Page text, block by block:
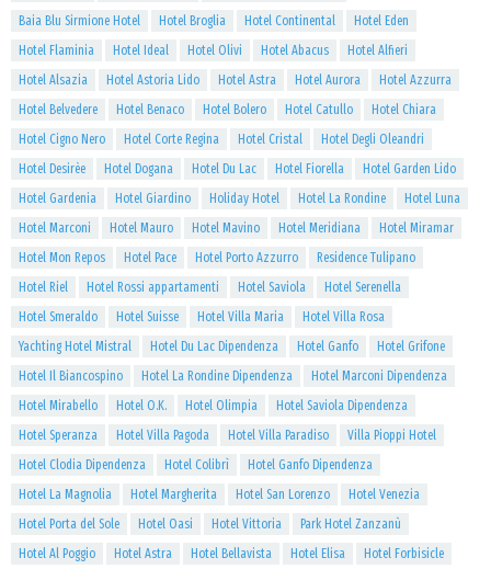
Baia Blu Sirmione Hotel
Hotel Broglia Hotel Continental
Hotel Eden
Hotel Flaminia
Hotel Ideal Hotel Olivi Hotel Abacus
Hotel Alfieri
Hotel Alsazia
Hotel Astoria Lido Hotel Astra Hotel Aurora
Hotel Azzurra
Hotel Belvedere
Hotel Benaco Hotel Bolero Hotel Catullo
Hotel Chiara
Hotel Cigno Nero
Hotel Corte Regina Hotel Cristal
Hotel Degli Oleandri
Hotel Desirèe
Hotel Dogana Hotel Du Lac Hotel Fiorella
Hotel Garden Lido
Hotel Gardenia
Hotel Giardino Holiday Hotel Hotel La Rondine
Hotel Luna
Hotel Marconi
Hotel Mauro Hotel Mavino Hotel Meridiana
Hotel Miramar
Hotel Mon Repos
Hotel Pace Hotel Porto Azzurro
Residence Tulipano
Hotel Riel
Hotel Rossi appartamenti Hotel Saviola
Hotel Serenella
Hotel Smeraldo
Hotel Suisse Hotel Villa Maria
Hotel Villa Rosa
Yachting Hotel Mistral
Hotel Du Lac Dipendenza Hotel Ganfo
Hotel Grifone
Hotel Il Biancospino
Hotel La Rondine Dipendenza
Hotel Marconi Dipendenza
Hotel Mirabello
Hotel O.K. Hotel Olimpia
Hotel Saviola Dipendenza
Hotel Speranza
Hotel Villa Pagoda Hotel Villa Paradiso
Villa Pioppi Hotel
Hotel Clodia Dipendenza
Hotel Colibrì
Hotel Ganfo Dipendenza
Hotel La Magnolia
Hotel Margherita Hotel San Lorenzo
Hotel Venezia
Hotel Porta del Sole
Hotel Oasi Hotel Vittoria
Park Hotel Zanzanù
Hotel Al Poggio
Hotel Astra Hotel Bellavista Hotel Elisa
Hotel Forbisicle